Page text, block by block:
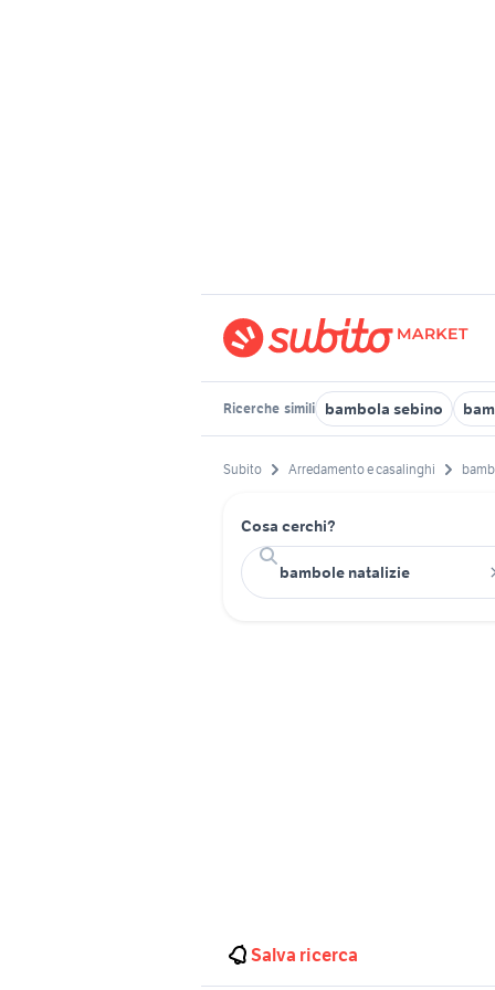
Ricerche simili bambola sebino
Subito Arredamento e casalinghi
Cosa cerchi?
Salva ricerca